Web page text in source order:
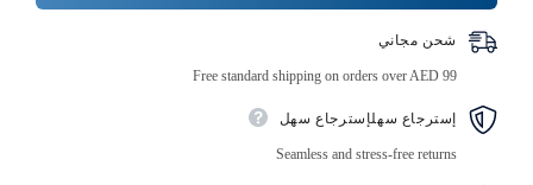
شحن مجاني
Free standard shipping on orders over AED 99
إسترجاع سهلإسترجاع سهل
Seamless and stress-free returns